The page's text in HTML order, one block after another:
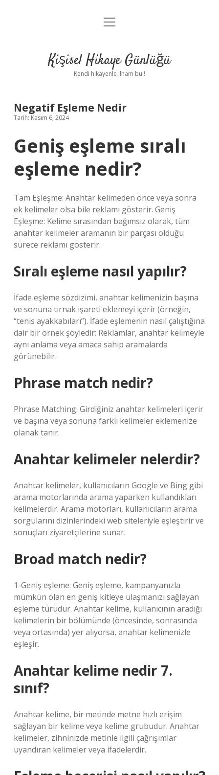
Anasayfa
Yasal Uyarı
menüyü
Kişisel Hikaye Günlüğü
Kendi hikayenle ilham bul!
Negatif Eşleme Nedir
Tarih: Kasım 6, 2024
Geniş eşleme sıralı
eşleme nedir?
Tam Eşleşme: Anahtar kelimeden önce veya sonra
ek kelimeler olsa bile reklamı gösterir. Geniş
Eşleşme: Kelime sırasından bağımsız olarak, tüm
anahtar kelimeler aramanın bir parçası olduğu
sürece reklamı gösterir.
Sıralı eşleme nasıl yapılır?
İfade eşleme sözdizimi, anahtar kelimenizin başına
ve sonuna tırnak işareti eklemeyi içerir (örneğin,
“tenis ayakkabıları”). İfade eşlemenin nasıl çalıştığına
dair bir örnek şöyledir: Reklamlar, anahtar kelimeyle
aynı anlama veya amaca sahip aramalarda
görünebilir.
Phrase match nedir?
Phrase Matching: Girdiğiniz anahtar kelimeleri içerir
ve başına veya sonuna farklı kelimeler eklemenize
olanak tanır.
Anahtar kelimeler nelerdir?
Anahtar kelimeler, kullanıcıların Google ve Bing gibi
arama motorlarında arama yaparken kullandıkları
kelimelerdir. Arama motorları, kullanıcıların arama
sorgularını dizinlerindeki web siteleriyle eşleştirir ve
sonuçları ziyaretçilerine sunar.
Broad match nedir?
1-Geniş eşleme: Geniş eşleme, kampanyanızla
mümkün olan en geniş kitleye ulaşmanızı sağlayan
eşleme türüdür. Anahtar kelime, kullanıcının aradığı
kelimelerin bir bölümünde (öncesinde, sonrasında
veya ortasında) yer alıyorsa, anahtar kelimenizle
eşleşir.
Anahtar kelime nedir 7.
sınıf?
Anahtar kelime, bir metinde metne hızlı erişim
sağlayan bir kelime veya kelime grubudur. Anahtar
kelimeler, zihninizde metinle ilgili çağrışımlar
uyandıran kelimeler veya ifadelerdir.